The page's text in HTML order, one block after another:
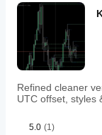
Refined cleaner
UTC offset, styles
5.0 (1)